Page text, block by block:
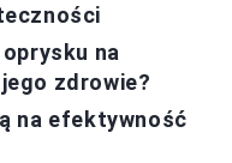
na
zdrowie?
na efektywność